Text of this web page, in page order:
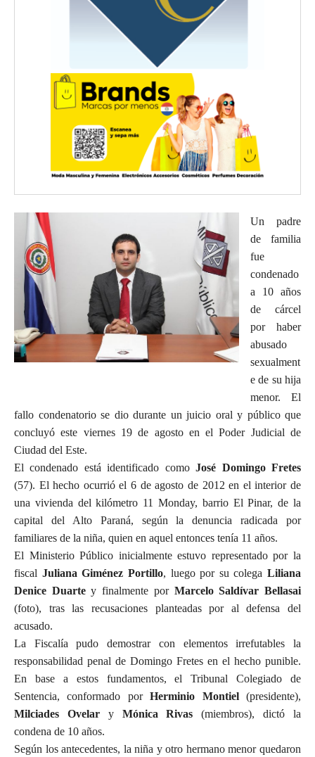
Un padre
de familia
fue
condenado
a 10 años
de cárcel
por haber
abusado
sexualment
e de su hija
menor. El
fallo condenatorio se dio durante un juicio oral y público que
concluyó este viernes 19 de agosto en el Poder Judicial de
Ciudad del Este.
El condenado está identificado comoJosé Domingo Fretes
(57). El hecho ocurrió el 6 de agosto de 2012 en el interior de
una vivienda del kilómetro 11 Monday, barrio El Pinar, de la
capital del Alto Paraná, según la denuncia radicada por
familiares de la niña, quien en aquel entonces tenía 11 años.
El Ministerio Público inicialmente estuvo representado por la
fiscal Juliana Giménez Portillo, luego por su colega Liliana
Denice Duartey finalmente por Marcelo Saldívar Bellasai
(foto), tras las recusaciones planteadas por al defensa del
acusado.
La Fiscalía pudo demostrar con elementos irrefutables la
responsabilidad penal de Domingo Fretes en el hecho punible.
En base a estos fundamentos, el Tribunal Colegiado de
Sentencia, conformado porHerminio Montiel(presidente),
Milciades Ovelary Mónica Rivas (miembros), dictó la
condena de 10 años.
Según los antecedentes, la niña y otro hermano menor quedaron